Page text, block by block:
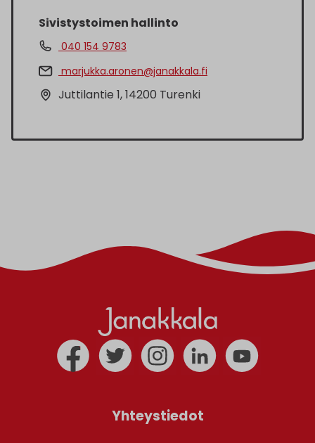
Sivistystoimen hallinto
040 154 9783
marjukka.aronen@janakkala.fi
Juttilantie 1, 14200 Turenki
Yhteystiedot